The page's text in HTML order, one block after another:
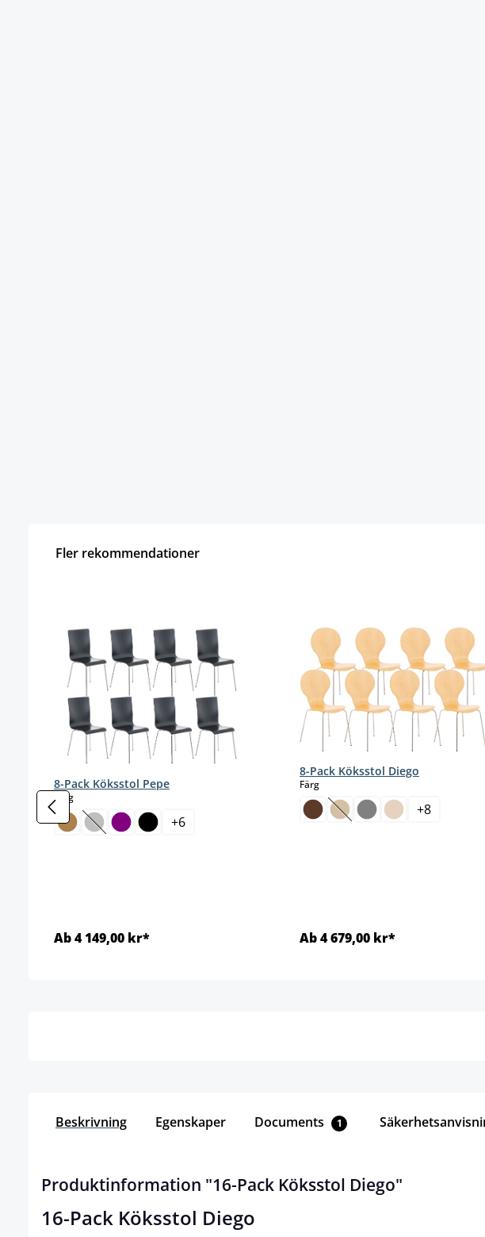
Fler rekommendationer
8-Pack Köksstol Pepe
Färgselect
(Det här alternativet är för närvarande inte tillgängligt.)
+6
Ab 4 149,00 kr*
8-Pack Köksstol Diego
Färgselect
(Det här alternativet är för
+8
Ab 4 679,00 kr*
Beskrivning Egenskaper Documents 1
Produktinformation "16-Pack Köksstol Diego"
16-Pack Köksstol Diego